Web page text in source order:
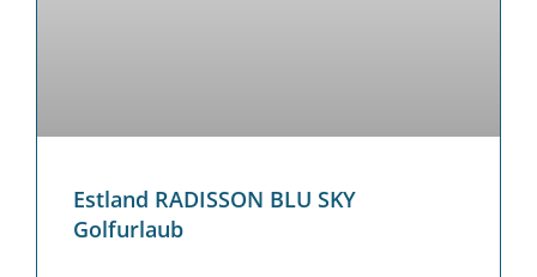
Estland RADISSON BLU SKY
Golfurlaub